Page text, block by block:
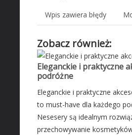
Sport
Art. Dla Zwierząt
Ogród, Rośliny
Chemia
Art. Spożywcze
Inne Sklepy
MASZYNY SPECJALISTYCZNE
Wpis zawiera błędy
Zobacz również:
Eleganckie i praktyczne
podróżne
Eleganckie i praktyczne
to must-have dla każdego
Nesesery są idealnym
przechowywanie